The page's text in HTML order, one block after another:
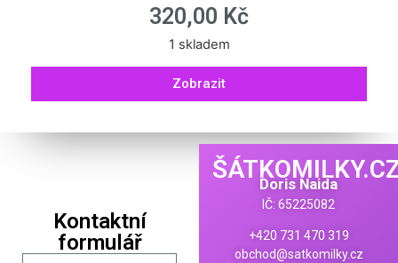
320,00 Kč
1 skladem
Zobrazit
Kontaktní
formulář
Doris Naida
IČ: 65225082
+420 731 470 319
obchod@satkomilky.cz